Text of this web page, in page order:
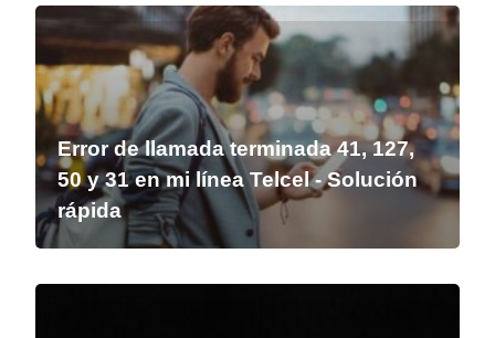
Error de llamada terminada 41, 127,
50 y 31 en mi línea Telcel - Solución
rápida